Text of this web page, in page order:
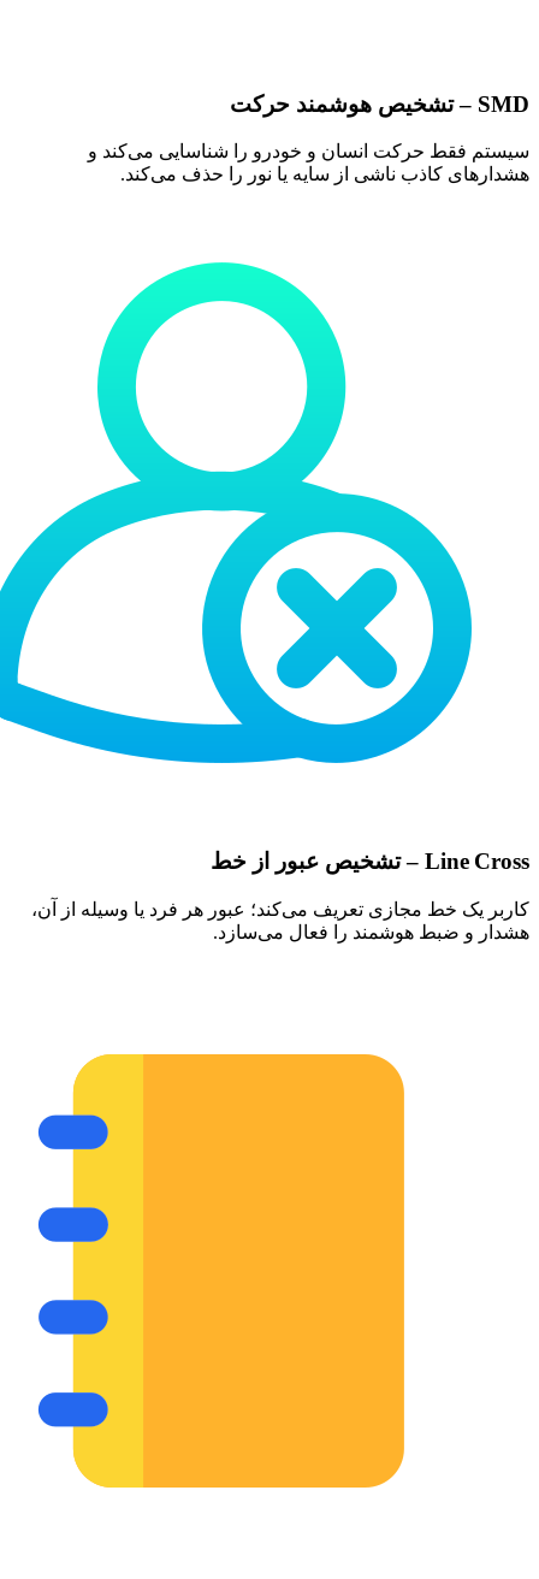
SMD – تشخیص هوشمند حرکت
سیستم فقط حرکت انسان و خودرو را شناسایی می‌کند و
هشدارهای کاذب ناشی از سایه یا نور را حذف می‌کند.
Line Cross – تشخیص عبور از خط
کاربر یک خط مجازی تعریف می‌کند؛ عبور هر فرد یا وسیله از آن،
هشدار و ضبط هوشمند را فعال می‌سازد.